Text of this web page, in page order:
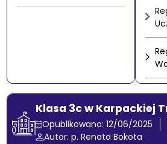
Klasa 3c w Karpackiej
Opublikowano: 12/06/2025
Autor: p. Renata Bokota